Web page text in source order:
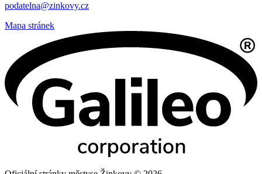
podatelna@zinkovy.cz
Mapa stránek